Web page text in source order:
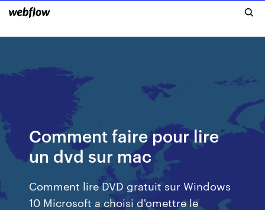
Comment faire pour lire
un dvd sur mac
Comment lire DVD gratuit sur Windows
10 Microsoft a choisi d'omettre le